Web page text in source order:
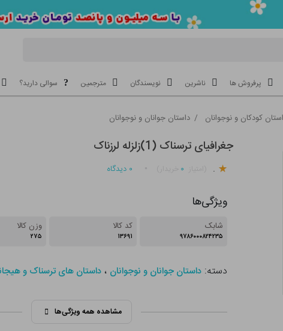
پرفروش ها ناشرین نویسندگان مترجمین سوالی دارید؟
کودکان و نوجوانان / داستان جوانان و نوجوانان
جغرافیای ترسناک (1)زلزله لرزناک
. ۰ ۰ دیدگاه
ویژگی‌ها
شابک
۹۷۸۶۰۰۰۸۲۴۲۳۵
کد کالا
۱۳۶۹۱
وزن کالا
۲۷۵
دسته: داستان جوانان و نوجوانان ، داستان های ترسناک و
مشاهده همه ویژگی‌ها